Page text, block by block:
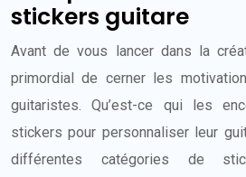
stickers guitare
Avant de vous lancer dans la
primordial de cerner les
guitaristes. Qu’est-ce qui les
stickers pour personnaliser leur
différentes catégories de